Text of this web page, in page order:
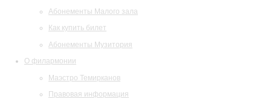
Абонементы Малого зала
Как купить билет
Абонементы Музитория
О филармонии
Маэстро Темирканов
Правовая информация